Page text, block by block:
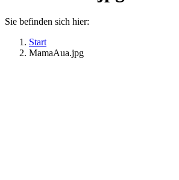
Sie befinden sich hier:
Start
MamaAua.jpg